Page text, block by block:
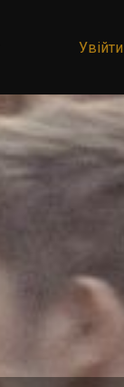
Увійти